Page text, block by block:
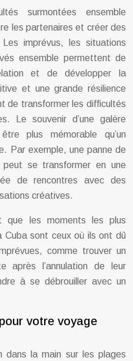
surmontées ensemble
les partenaires et créer des
imprévus, les situations
ensemble permettent de
et de développer la
et une grande résilience
de transformer les difficultés
Le souvenir d’une galère
plus mémorable qu’un
Par exemple, une panne de
se transformer en une
de rencontres avec des
créatives.
que les moments les plus
Cuba sont ceux où ils ont dû
comme trouver un
après l’annulation de leur
à se débrouiller avec un
votre voyage
dans la main sur les plages